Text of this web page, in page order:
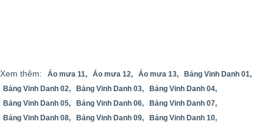
Xem thêm: Áo mưa 11, Áo mưa 12, Áo mưa 13,
Bảng Vinh Danh 01,
Bảng Vinh Danh 02,
Bảng Vinh Danh 03,
Bảng Vinh Danh 04,
Bảng Vinh Danh 05,
Bảng Vinh Danh 06,
Bảng Vinh Danh 07,
Bảng Vinh Danh 08,
Bảng Vinh Danh 09,
Bảng Vinh Danh 10,